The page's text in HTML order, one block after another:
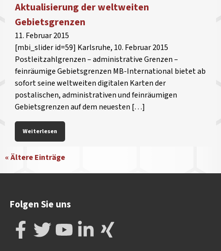
Aktualisierung der weltweiten
Gebietsgrenzen
11. Februar 2015
[mbi_slider id=59] Karlsruhe, 10. Februar 2015
Postleitzahlgrenzen – administrative Grenzen –
feinräumige Gebietsgrenzen MB-International bietet ab
sofort seine weltweiten digitalen Karten der
postalischen, administrativen und feinräumigen
Gebietsgrenzen auf dem neuesten […]
Weiterlesen
« Ältere Einträge
Folgen Sie uns